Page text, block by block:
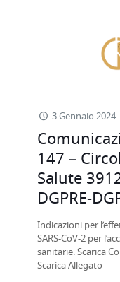
3 Gennaio 2024
147 –
Salute
DGPRE-
Indicazioni per
SARS-CoV-2 per
sanitarie. Scarica
Scarica Allegato